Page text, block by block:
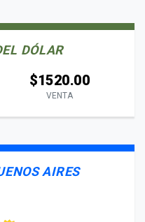
DÓLAR
$1520.00
VENTA
AIRES